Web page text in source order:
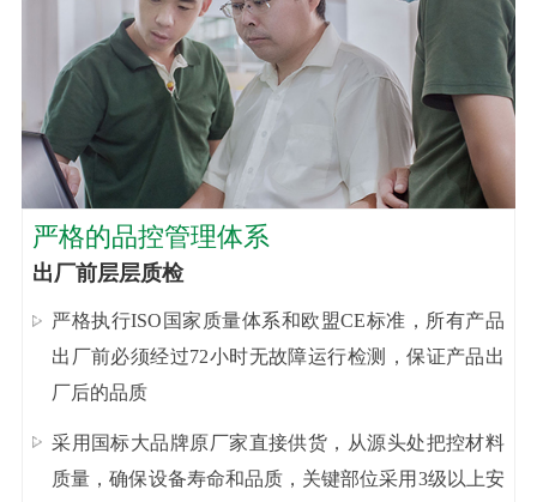
严格的品控管理体系
出厂前层层质检
严格执行ISO国家质量体系和欧盟CE标准，所有产品
出厂前必须经过72小时无故障运行检测，保证产品出
厂后的品质
采用国标大品牌原厂家直接供货，从源头处把控材料
质量，确保设备寿命和品质，关键部位采用3级以上安